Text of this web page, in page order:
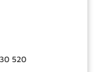
520